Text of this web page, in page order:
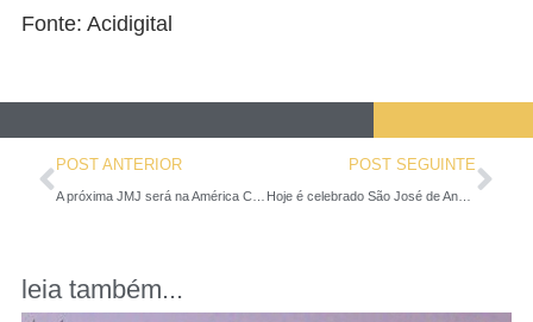
Fonte: Acidigital
POST ANTERIOR POST SEGUINTE
Hoje é celebrado São José de Anchieta, o Apóstolo do Brasil
leia também...